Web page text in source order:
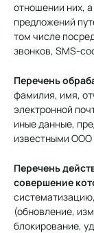
отношении них,
предложений
том числе
звонков, SMS-
Перечень
фамилия, имя,
электронной
иные данные,
известными ООО
Перечень
совершение
(обновление,
блокирование,